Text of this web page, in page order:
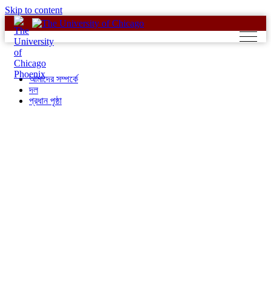
Skip to content
আমাদের সম্পর্কে
দল
প্রধান পৃষ্ঠা